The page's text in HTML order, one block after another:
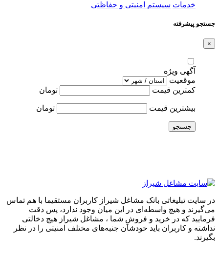
خدمات سیستم امنیتی و حفاظتی
جستجو پیشرفته
×
آگهی ویژه
موقعیت
کمترین قیمت
تومان
بیشترین قیمت تومان
جستجو
در سایت تبلیغاتی بانک مشاغل شیراز کاربران مستقیما با هم تماس
می‌گیرند و هیچ واسطه‌ای در این میان وجود ندارد، پس دقت
فرمایید که در خرید و فروشِ شما ، مشاغل شیراز هیچ دخالتی
نداشته و کاربران باید خودشان جنبه‌های مختلف امنیتی را در نظر
بگیرند.